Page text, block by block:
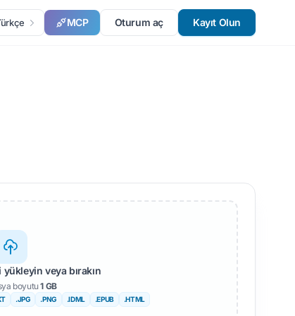
MCP Oturum aç Kayıt Olun
veya bırakın
boyutu1 GB
.JPG .PNG .IDML .EPUB .HTML